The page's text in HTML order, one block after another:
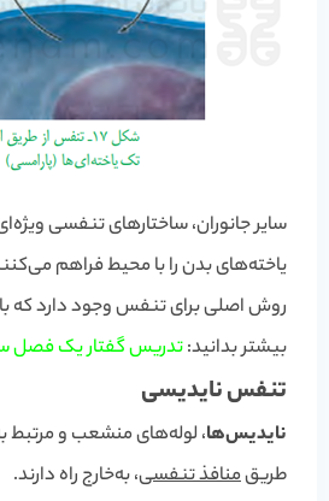
سایر جانوران، ساختارهای تنفسی
یاخته‌های بدن را با محیط فراهم
روش اصلی برای تنفس وجود دارد که
بیشتر بدانید:تدریس گفتار یک
تنفس نایدیسی
نایدیس‌ها، لوله‌های منشعب و
طریقمنافذ تنفسی، به‌خارج راه دارند.